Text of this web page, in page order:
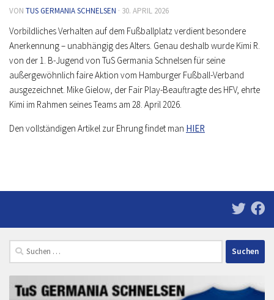
VON TUS GERMANIA SCHNELSEN · 30. APRIL 2026
Vorbildliches Verhalten auf dem Fußballplatz verdient besondere
Anerkennung – unabhängig des Alters. Genau deshalb wurde Kimi R.
von der 1. B-Jugend von TuS Germania Schnelsen für seine
außergewöhnlich faire Aktion vom Hamburger Fußball-Verband
ausgezeichnet. Mike Gielow, der Fair Play-Beauftragte des HFV, ehrte
Kimi im Rahmen seines Teams am 28. April 2026.
Den vollständigen Artikel zur Ehrung findet man HIER
Suchen
nach: